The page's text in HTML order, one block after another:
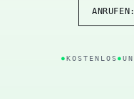
KOSTENLOS